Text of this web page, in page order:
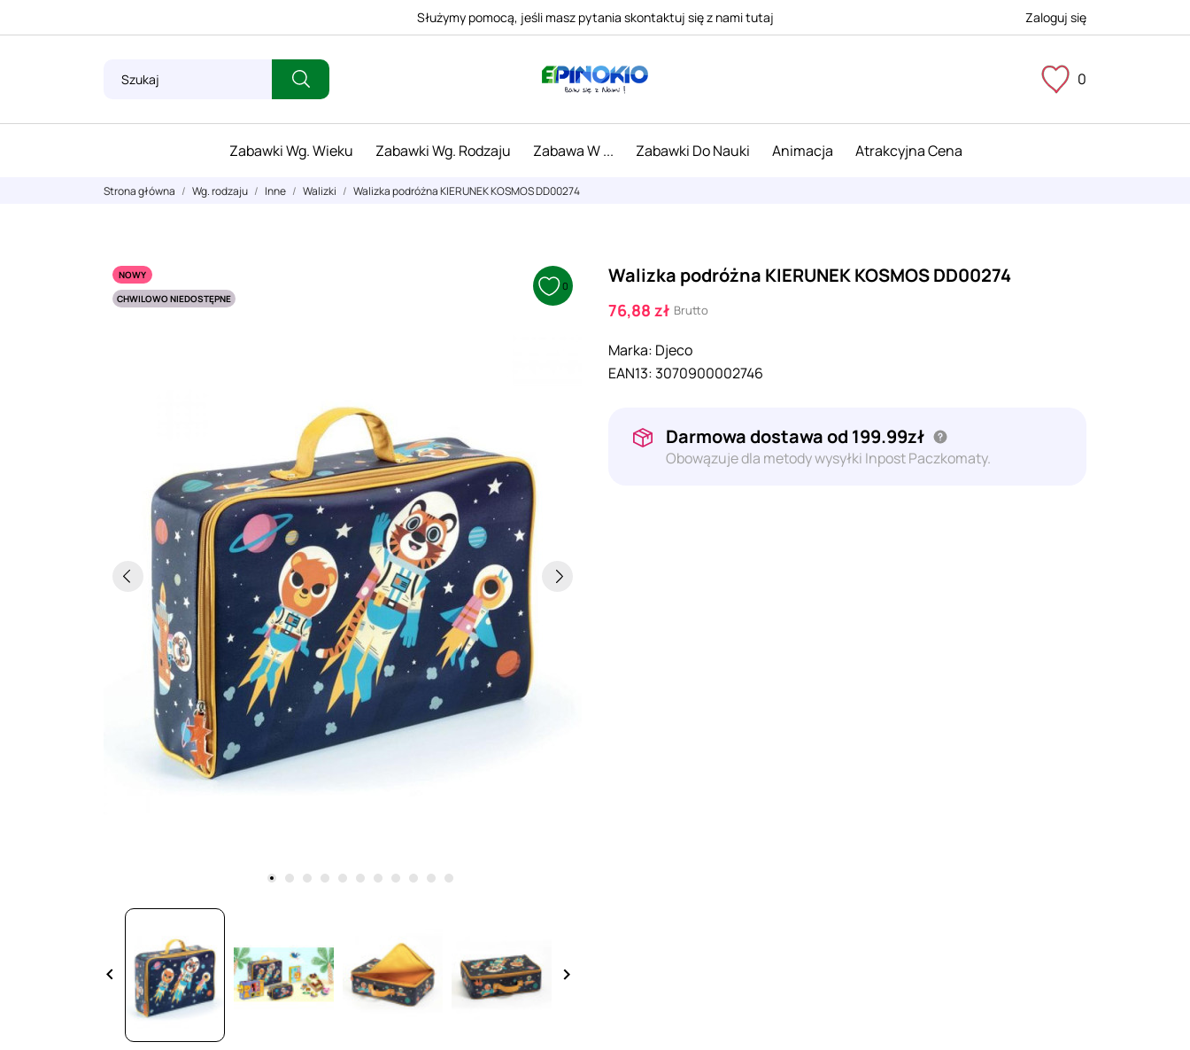
Służymy pomocą, jeśli masz pytania skontaktuj się z nami tutaj Zaloguj się
0
Zabawki Wg. Wieku Zabawki Wg. Rodzaju Zabawa W ... Zabawki Do Nauki Animacja Atrakcyjna Cena
Strona główna Wg. rodzaju Inne Walizki Walizka podróżna KIERUNEK KOSMOS DD00274
NOWY
CHWILOWO NIEDOSTĘPNE
keyboard_arrow_left keyboard_arrow_right
0 Walizka podróżna KIERUNEK KOSMOS DD00274
76,88 zł Brutto
Marka: Djeco
EAN13:3070900002746
Darmowa dostawa od 199.99zł
Obowązuje dla metody wysyłki Inpost Paczkomaty.